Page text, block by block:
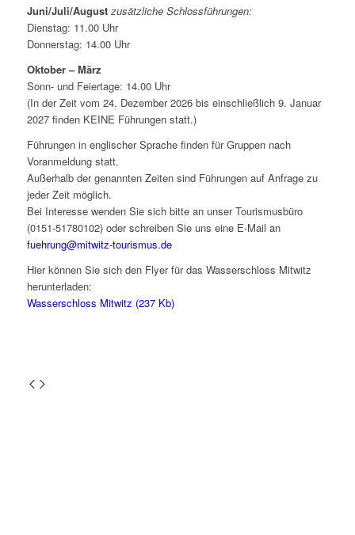
Juni/Juli/Augustzusätzliche Schlossführungen:
Dienstag: 11.00 Uhr
Donnerstag: 14.00 Uhr
Oktober – März
Sonn- und Feiertage: 14.00 Uhr
(In der Zeit vom 24. Dezember 2026 bis einschließlich 9. Januar
2027 finden KEINE Führungen statt.)
Führungen in englischer Sprache finden für Gruppen nach
Voranmeldung statt.
Außerhalb der genannten Zeiten sind Führungen auf Anfrage zu
jeder Zeit möglich.
Bei Interesse wenden Sie sich bitte an unser Tourismusbüro
(0151-51780102) oder schreiben Sie uns eine E-Mail an
fuehrung@mitwitz-tourismus.de
Hier können Sie sich den Flyer für das Wasserschloss Mitwitz
herunterladen:
Wasserschloss Mitwitz (237 Kb)